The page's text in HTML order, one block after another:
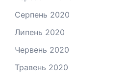
Серпень 2020
Липень 2020
Червень 2020
Травень 2020